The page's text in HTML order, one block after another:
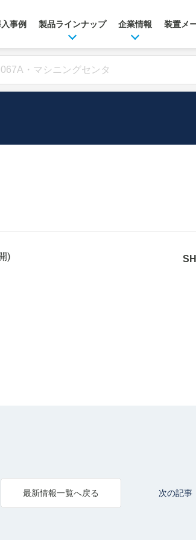
事例 製品ラインナップ 企業情報 装置メ
)
最新情報一覧へ戻る 次の記事